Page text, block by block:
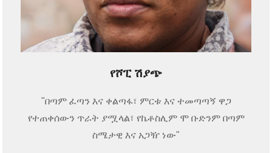
የሾፒ ሽያጭ
"በጣም ፈጣን እና ቀልጣፋ፣ ምርቱ እና ተመጣጣኝ ዋጋ
የተጠቀሰውን ጥራት ያሟላል፣ የኬቶስሊም ሞ ቡድንም በጣም
ስሜታዊ እና አጋዥ ነው"